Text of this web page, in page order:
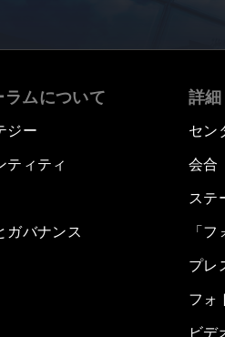
ムについて
ジー
ティティ
ガバナンス
詳細
セン
会合
ステ
「
プレ
フォ
ビデ